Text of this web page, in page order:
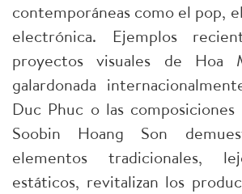
contemporáneas como el pop,
electrónica. Ejemplos
proyectos visuales de Hoa
galardonada
Duc Phuc o las composiciones
Soobin Hoang Son
elementos tradicionales,
estáticos, revitalizan los